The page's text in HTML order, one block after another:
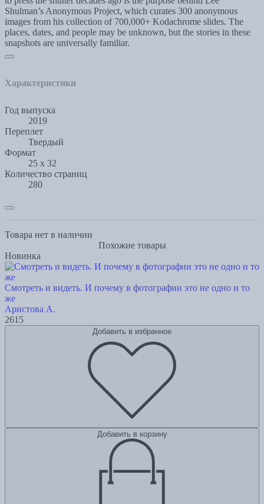
Shulman’s Anonymous Project, which curates 300 anonymous
images from his collection of 700,000+ Kodachrome slides. The
places, dates, and people may be unknown, but the stories in these
snapshots are universally familiar.
Характеристики
Год выпуска
2019
Переплет
Твердый
Формат
25 х 32
Количество страниц
280
Товара нет в наличии
Похожие товары
Новинка
Смотреть и видеть. И почему в фотографии это не одно и то
же
Аристова А.
2615
Добавить в избранное
Добавить в корзину